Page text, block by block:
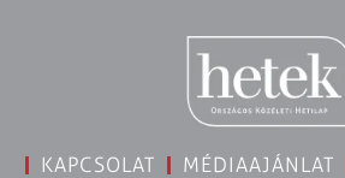
KAPCSOLAT MÉDIAAJÁNLAT